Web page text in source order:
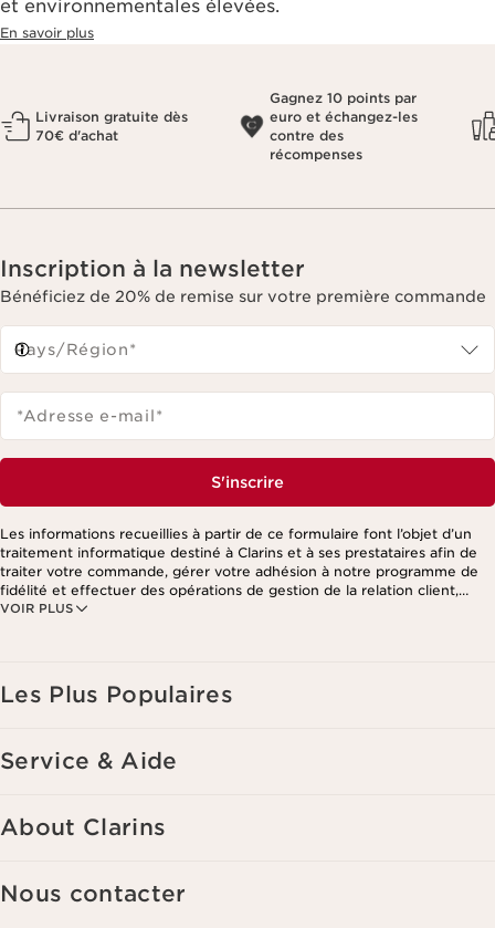
et environnementales élevées.
En savoir plus
Livraison gratuite dès
70€ d'achat
Gagnez 10 points par
euro et échangez-les
contre des
récompenses
Inscription à la newsletter
Bénéficiez de 20% de remise sur votre première commande
Pays/Région*
*Adresse e-mail*
S'inscrire
VOIR PLUS
Les informations recueillies à partir de ce formulaire font l’objet d’un
traitement informatique destiné à Clarins et à ses prestataires afin de
traiter votre commande, gérer votre adhésion à notre programme de
fidélité et effectuer des opérations de gestion de la relation client,
notamment pour vous adresser des offres personnalisées en fonction
Les Plus Populaires
Service & Aide
About Clarins
Nous contacter